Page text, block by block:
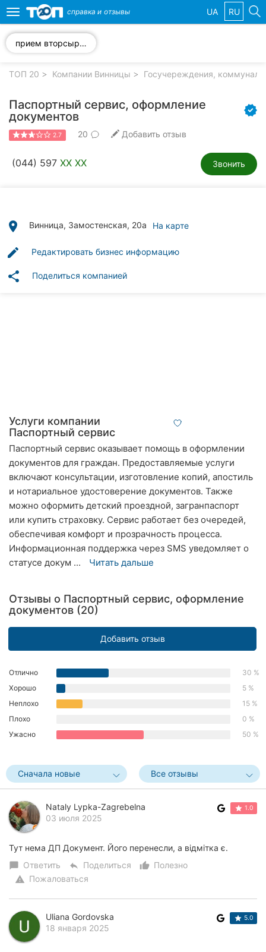
компании
Популярные
рубрики:
Стоматологии
Частные
Автошколы
города:
Винница
Житомир
Тернополь
Хмельницкий
Ровно
Одесса
Кропивницкий
Запорожье
Львов
Николаев
Херсон
Чернигов
Черновцы
Сумы
Toggle
navigation
справка и отзывы UA RU
прием вторсырья
ТОП 20 Компании Винницы Госучереждения,
Паспортный сервис, оформление
документов
2.7 20 Добавить отзыв
(044) 597 XX XX Звонить
place Винница, Замостенская, 20а На карте
edit Редактировать бизнес информацию
share Поделиться компанией
Услуги компании
Паспортный сервис
Паспортный сервис оказывает помощь в оформлении
документов для граждан. Предоставляемые услуги
включают консультации, изготовление копий, апостиль
и нотариальное удостоверение документов. Также
можно оформить детский проездной, загранпаспорт
или купить страховку. Сервис работает без очередей,
обеспечивая комфорт и прозрачность процесса.
Информационная поддержка через SMS уведомляет о
статусе докум ...
Читать дальше
Отзывы о Паспортный сервис, оформление
документов (20)
Добавить отзыв
Отлично
30 %
Хорошо
5 %
Неплохо
15 %
Плохо
0 %
Ужасно
50 %
Сначала новые Все отзывы
Nataly Lypka-Zagrebelna
03 июля 2025
1.0
Тут нема ДП Документ. Його перенесли, а відмітка є.
chat_bubble Ответить reply Поделиться thumb_up_alt
Полезно
warning Пожаловаться
Uliana Gordovska
18 января 2025
5.0